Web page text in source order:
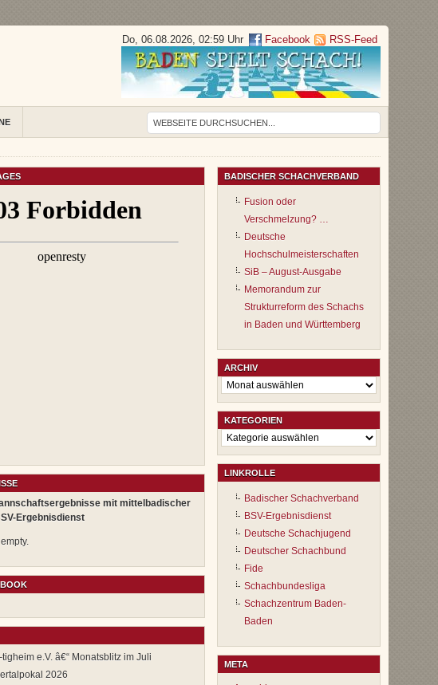
Do, 06.08.2026, 02:59 Uhr Facebook RSS-Feed
mit mittelbadischer
Ergebnisdienst
e.V. â€“ Monatsblitz im Juli
2026
BADISCHER SCHACHVERBAND
Fusion oder
Verschmelzung? …
Deutsche
Hochschulmeisterschaften
SiB – August-Ausgabe
Memorandum zur
Strukturreform des Schachs
in Baden und Württemberg
ARCHIV
Archiv
KATEGORIEN
Kategorien
LINKROLLE
Badischer Schachverband
BSV-Ergebnisdienst
Deutsche Schachjugend
Deutscher Schachbund
Fide
Schachbundesliga
Schachzentrum Baden-
Baden
META